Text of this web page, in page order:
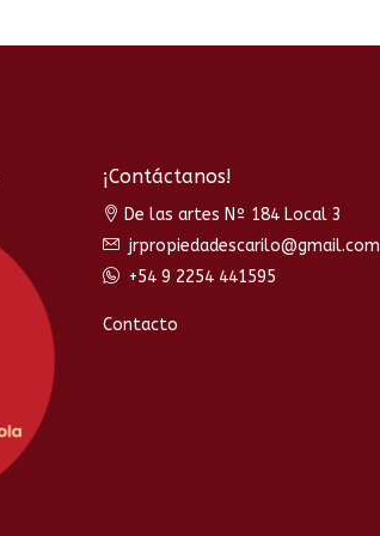
¡Contáctanos!
De las artes Nº 184 Local 3
jrpropiedadescarilo@gmail.com
+54 9 2254 441595
Contacto